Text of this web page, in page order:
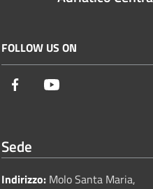
FOLLOW US ON
Facebook
Sede
Indirizzo: Molo Santa Maria,